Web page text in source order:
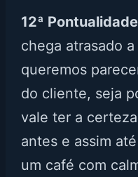
12ª Pontualidade
chega atrasado
queremos
do cliente, seja
vale ter a
antes e assim
um café com